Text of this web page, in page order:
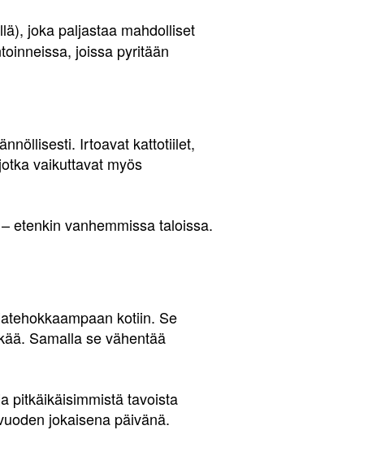
joka paljastaa mahdolliset
joissa pyritään
Irtoavat kattotiilet,
vaikuttavat myös
etenkin vanhemmissa taloissa.
kotiin. Se
Samalla se vähentää
pitkäikäisimmistä tavoista
jokaisena päivänä.